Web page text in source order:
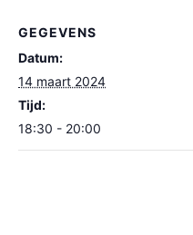
GEGEVENS
Datum:
14 maart 2024
Tijd:
18:30 - 20:00